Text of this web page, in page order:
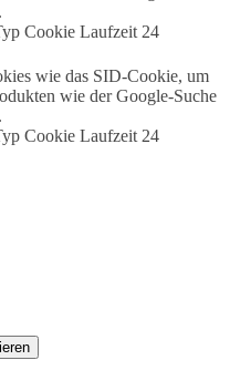
Cookie Laufzeit 24
wie das SID-Cookie, um
wie der Google-Suche
Cookie Laufzeit 24